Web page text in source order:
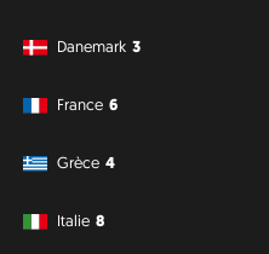
Danemark 3
France 6
Grèce 4
Italie 8